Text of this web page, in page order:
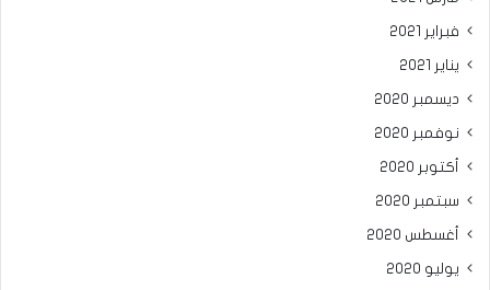
فبراير 2021
يناير 2021
ديسمبر 2020
نوفمبر 2020
أكتوبر 2020
سبتمبر 2020
أغسطس 2020
يوليو 2020